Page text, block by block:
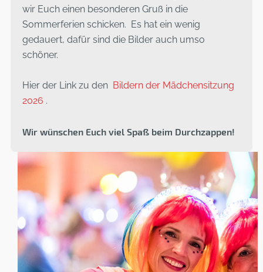
wir Euch einen besonderen Gruß in die
Sommerferien schicken. Es hat ein wenig
gedauert, dafür sind die Bilder auch umso
schöner.
Hier der Link zu den Bildern der Mädchensitzung
2026 .
Wir wünschen Euch viel Spaß beim Durchzappen!